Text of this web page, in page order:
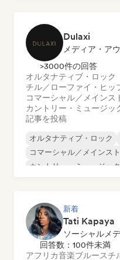
Dulaxi
メディア・ア
>3000件の回答
オルタナティブ・ロック
チル／ローファイ・ヒッ
コマーシャル／メインス
カントリー・ミュージッ
記事を投稿
オルタナティブ・ロック
コマーシャル／メインス
カントリー・ミュージック
新着
Tati Kapaya
ソーシャルメ
回答数：100件未満
アフリカ音楽ブルースチ